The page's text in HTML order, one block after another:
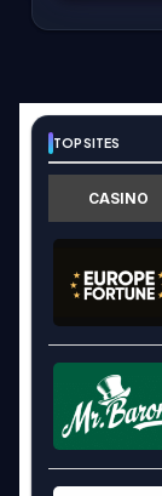
TOP SITES
CASINO